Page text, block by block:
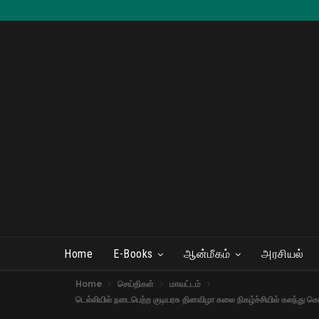
Home E-Books ஆன்மீகம் அரசியல்
Home செய்திகள்
மாவட்டம்
டெல்லியில் நடைபெற்ற குடியரசு தினவிழா கலை நிகழ்ச்சியில்